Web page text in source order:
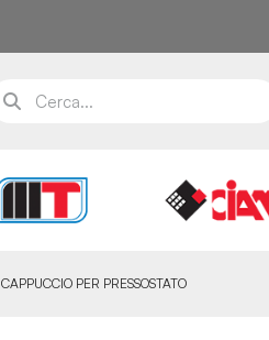
CAPPUCCIO PER PRESSOSTATO